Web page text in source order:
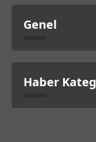
Genel
Haber